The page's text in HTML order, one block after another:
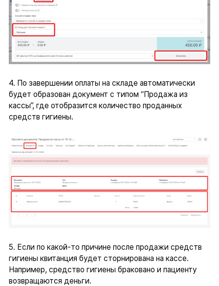
4. По завершении оплаты на складе автоматически
будет образован документ с типом “Продажа из
кассы”, где отобразится количество проданных
средств гигиены.
5. Если по какой-то причине после продажи средств
гигиены квитанция будет сторнирована на кассе.
Например, средство гигиены браковано и пациенту
возвращаются деньги.